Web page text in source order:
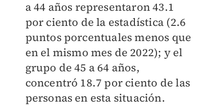
a 44 años representaron 43.1
por ciento de la estadística (2.6
puntos porcentuales menos que
en el mismo mes de 2022); y el
grupo de 45 a 64 años,
concentró 18.7 por ciento de las
personas en esta situación.